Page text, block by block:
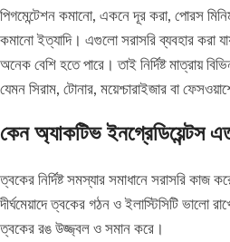
পিগমেন্টেশন কমানো, একনে দূর করা, পোরস
কমানো ইত্যাদি। এগুলো সরাসরি ব্যবহার করা
অনেক বেশি হতে পারে। তাই নির্দিষ্ট মাত্রায়
যেমন সিরাম, টোনার, ময়েশ্চারাইজার বা
কেন অ্যাকটিভ ইনগ্রেডিয়েন্টস
ত্বকের নির্দিষ্ট সমস্যার সমাধানে সরাসরি কাজ
দীর্ঘমেয়াদে ত্বকের গঠন ও ইলাস্টিসিটি ভালো
ত্বকের রঙ উজ্জ্বল ও সমান করে।